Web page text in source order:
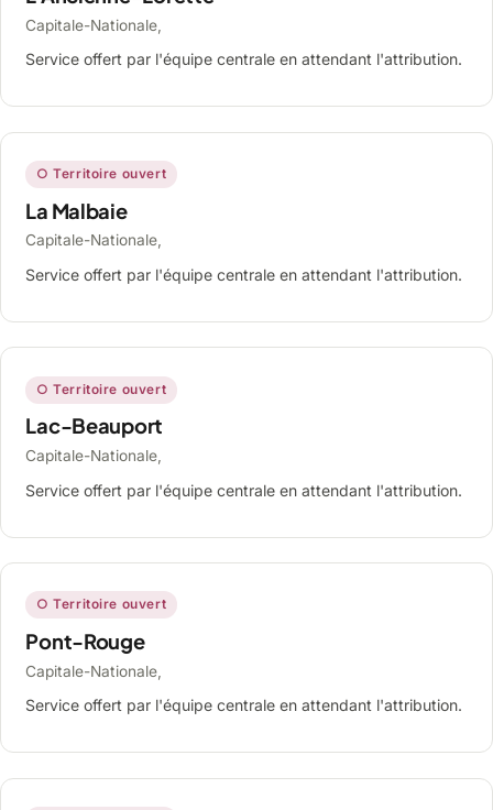
Capitale-Nationale,
Service offert par l'équipe centrale en attendant l'attribution.
○ Territoire ouvert
La Malbaie
Capitale-Nationale,
Service offert par l'équipe centrale en attendant l'attribution.
○ Territoire ouvert
Lac-Beauport
Capitale-Nationale,
Service offert par l'équipe centrale en attendant l'attribution.
○ Territoire ouvert
Pont-Rouge
Capitale-Nationale,
Service offert par l'équipe centrale en attendant l'attribution.